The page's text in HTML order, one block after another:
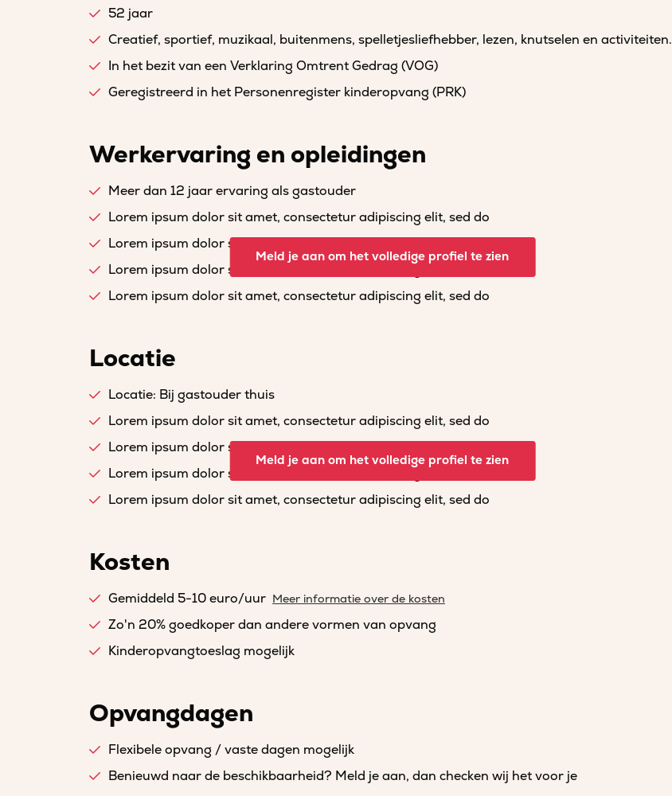
52 jaar
Creatief, sportief, muzikaal, buitenmens, spelletjesliefhebber, lezen, knutselen en activiteiten.
In het bezit van een Verklaring Omtrent Gedrag (VOG)
Geregistreerd in het Personenregister kinderopvang (PRK)
Werkervaring en opleidingen
Meer dan 12 jaar ervaring als gastouder
Lorem ipsum dolor sit amet, consectetur adipiscing elit, sed do
Lorem ipsum dolor sit amet, consectetur adipiscing elit, sed do
Lorem ipsum dolor sit amet, consectetur adipiscing elit, sed do
Lorem ipsum dolor sit amet, consectetur adipiscing elit, sed do
Meld je aan om het volledige profiel te zien
Locatie
Locatie: Bij gastouder thuis
Lorem ipsum dolor sit amet, consectetur adipiscing elit, sed do
Lorem ipsum dolor sit amet, consectetur adipiscing elit, sed do
Lorem ipsum dolor sit amet, consectetur adipiscing elit, sed do
Lorem ipsum dolor sit amet, consectetur adipiscing elit, sed do
Meld je aan om het volledige profiel te zien
Kosten
Gemiddeld 5-10 euro/uur Meer informatie over de kosten
Zo'n 20% goedkoper dan andere vormen van opvang
Kinderopvangtoeslag mogelijk
Opvangdagen
Flexibele opvang / vaste dagen mogelijk
Benieuwd naar de beschikbaarheid? Meld je aan, dan checken wij het voor je